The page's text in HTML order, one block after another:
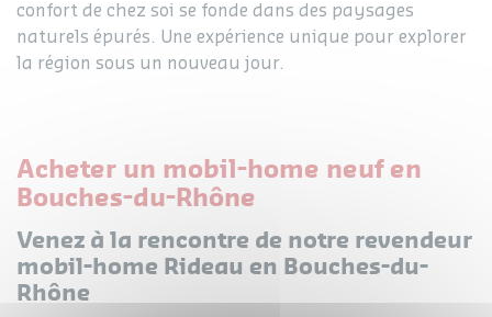
confort de chez soi se fonde dans des paysages
naturels épurés. Une expérience unique pour explorer
la région sous un nouveau jour.
Acheter un mobil-home neuf en
Bouches-du-Rhône
Venez à la rencontre de notre revendeur
mobil-home Rideau en Bouches-du-
Rhône